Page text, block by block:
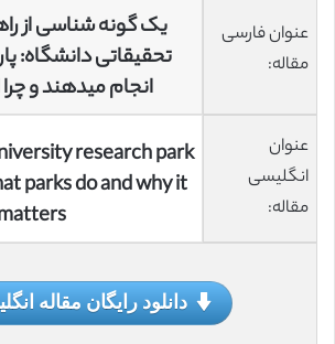
عنوان فارسی
مقاله:
یک گونه شناسی از
تحقیقاتی دانشگاه:
انجام میدهند و
عنوان
انگلیسی
مقاله:
research park
parks do and why it
دانلود رایگان مقاله